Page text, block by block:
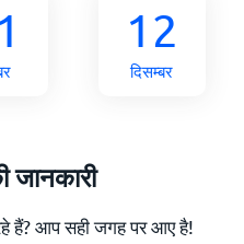
12
दिसम्बर
हैं? आप सही जगह पर आए है!